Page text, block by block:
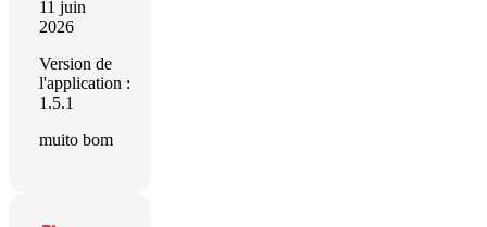
11 juin
2026
Version de
l'application :
1.5.1
muito bom